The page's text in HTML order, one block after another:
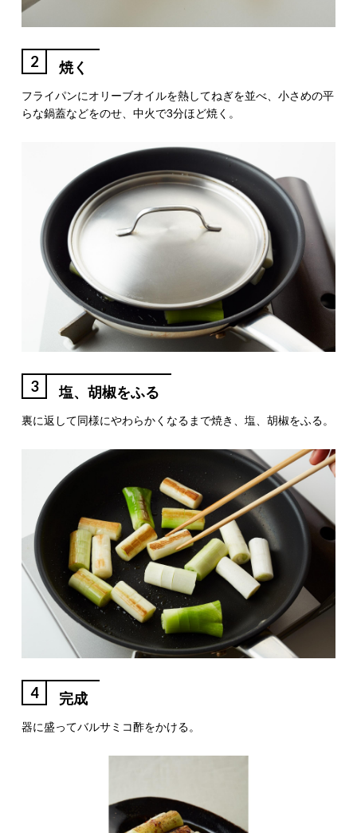
2 焼く
フライパンにオリーブオイルを熱してねぎを並べ、小さめの平
らな鍋蓋などをのせ、中火で3分ほど焼く。
3 塩、胡椒をふる
裏に返して同様にやわらかくなるまで焼き、塩、胡椒をふる。
4 完成
器に盛ってバルサミコ酢をかける。